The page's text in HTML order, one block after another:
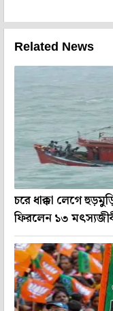
Related News
চরে ধাক্কা লেগে
ফিরলেন ১৩